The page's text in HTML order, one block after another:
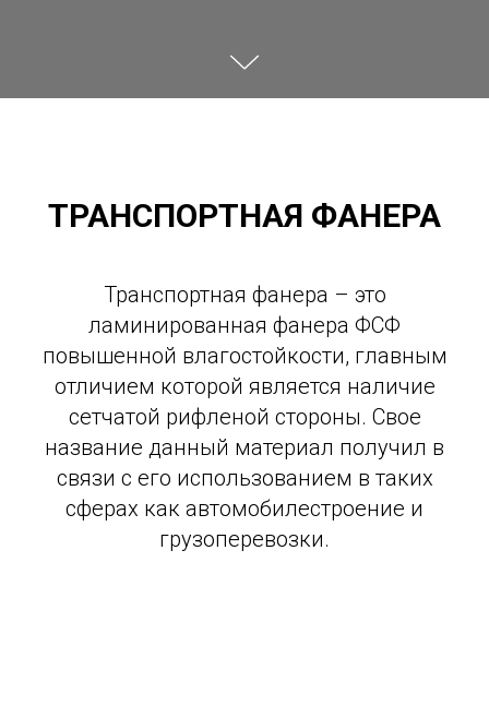
ТРАНСПОРТНАЯ ФАНЕРА
Транспортная фанера – это
ламинированная фанера ФСФ
повышенной влагостойкости, главным
отличием которой является наличие
сетчатой рифленой стороны. Свое
название данный материал получил в
связи с его использованием в таких
сферах как автомобилестроение и
грузоперевозки.